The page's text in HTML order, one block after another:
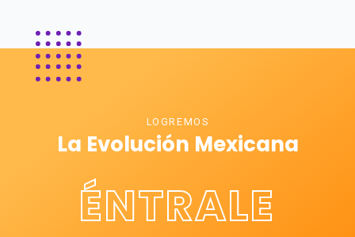
LOGREMOS
La Evolución Mexicana
ÉNTRALE